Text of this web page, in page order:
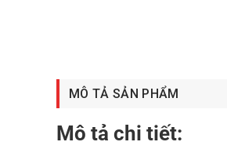
MÔ TẢ SẢN PHẨM
Mô tả chi tiết: